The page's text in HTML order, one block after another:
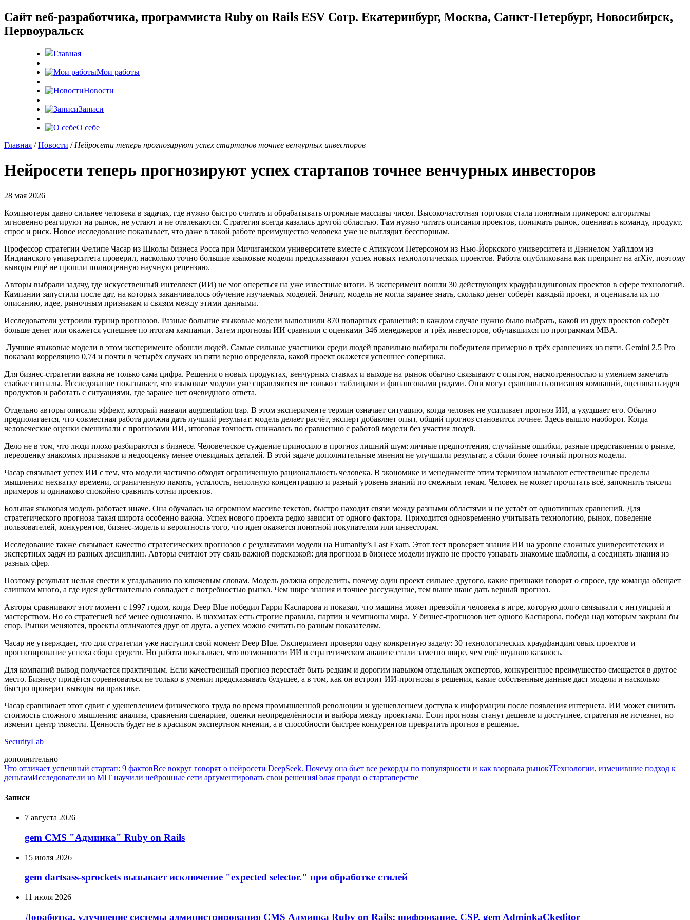
Cайт веб-разработчика, программиста Ruby on Rails ESV Corp. Екатеринбург, Москва, Санкт-Петербург, Новосибирск,
Первоуральск
Главная
Мои работы
Новости
Записи
О себе
Главная /Новости / Нейросети теперь прогнозируют успех стартапов точнее венчурных инвесторов
Нейросети теперь прогнозируют успех стартапов точнее венчурных инвесторов
28 мая 2026
Компьютеры давно сильнее человека в задачах, где нужно быстро считать и обрабатывать огромные массивы чисел. Высокочастотная торговля стала понятным примером: алгоритмы
мгновенно реагируют на рынок, не устают и не отвлекаются. Стратегия всегда казалась другой областью. Там нужно читать описания проектов, понимать рынок, оценивать команду, продукт,
спрос и риск. Новое исследование показывает, что даже в такой работе преимущество человека уже не выглядит бесспорным.
Профессор стратегии Фелипе Часар из Школы бизнеса Росса при Мичиганском университете вместе с Атикусом Петерсоном из Нью-Йоркского университета и Дэниелом Уайлдом из
Индианского университета проверил, насколько точно большие языковые модели предсказывают успех новых технологических проектов. Работа опубликована как препринт на arXiv, поэтому
выводы ещё не прошли полноценную научную рецензию.
Авторы выбрали задачу, где искусственный интеллект (ИИ) не мог опереться на уже известные итоги. В эксперимент вошли 30 действующих краудфандинговых проектов в сфере технологий.
Кампании запустили после дат, на которых заканчивалось обучение изучаемых моделей. Значит, модель не могла заранее знать, сколько денег соберёт каждый проект, и оценивала их по
описанию, идее, рыночным признакам и связям между этими данными.
Исследователи устроили турнир прогнозов. Разные большие языковые модели выполнили 870 попарных сравнений: в каждом случае нужно было выбрать, какой из двух проектов соберёт
больше денег или окажется успешнее по итогам кампании. Затем прогнозы ИИ сравнили с оценками 346 менеджеров и трёх инвесторов, обучавшихся по программам MBA.
Лучшие языковые модели в этом эксперименте обошли людей. Самые сильные участники среди людей правильно выбирали победителя примерно в трёх сравнениях из пяти. Gemini 2.5 Pro
показала корреляцию 0,74 и почти в четырёх случаях из пяти верно определяла, какой проект окажется успешнее соперника.
Для бизнес-стратегии важна не только сама цифра. Решения о новых продуктах, венчурных ставках и выходе на рынок обычно связывают с опытом, насмотренностью и умением замечать
слабые сигналы. Исследование показывает, что языковые модели уже справляются не только с таблицами и финансовыми рядами. Они могут сравнивать описания компаний, оценивать идеи
продуктов и работать с ситуациями, где заранее нет очевидного ответа.
Отдельно авторы описали эффект, который назвали augmentation trap. В этом эксперименте термин означает ситуацию, когда человек не усиливает прогноз ИИ, а ухудшает его. Обычно
предполагается, что совместная работа должна дать лучший результат: модель делает расчёт, эксперт добавляет опыт, общий прогноз становится точнее. Здесь вышло наоборот. Когда
человеческие оценки смешивали с прогнозами ИИ, итоговая точность снижалась по сравнению с работой модели без участия людей.
Дело не в том, что люди плохо разбираются в бизнесе. Человеческое суждение приносило в прогноз лишний шум: личные предпочтения, случайные ошибки, разные представления о рынке,
переоценку знакомых признаков и недооценку менее очевидных деталей. В этой задаче дополнительные мнения не улучшили результат, а сбили более точный прогноз модели.
Часар связывает успех ИИ с тем, что модели частично обходят ограниченную рациональность человека. В экономике и менеджменте этим термином называют естественные пределы
мышления: нехватку времени, ограниченную память, усталость, неполную концентрацию и разный уровень знаний по смежным темам. Человек не может прочитать всё, запомнить тысячи
примеров и одинаково спокойно сравнить сотни проектов.
Большая языковая модель работает иначе. Она обучалась на огромном массиве текстов, быстро находит связи между разными областями и не устаёт от однотипных сравнений. Для
стратегического прогноза такая широта особенно важна. Успех нового проекта редко зависит от одного фактора. Приходится одновременно учитывать технологию, рынок, поведение
пользователей, конкурентов, бизнес-модель и вероятность того, что идея окажется понятной покупателям или инвесторам.
Исследование также связывает качество стратегических прогнозов с результатами модели на Humanity’s Last Exam. Этот тест проверяет знания ИИ на уровне сложных университетских и
экспертных задач из разных дисциплин. Авторы считают эту связь важной подсказкой: для прогноза в бизнесе модели нужно не просто узнавать знакомые шаблоны, а соединять знания из
разных сфер.
Поэтому результат нельзя свести к угадыванию по ключевым словам. Модель должна определить, почему один проект сильнее другого, какие признаки говорят о спросе, где команда обещает
слишком много, а где идея действительно совпадает с потребностью рынка. Чем шире знания и точнее рассуждение, тем выше шанс дать верный прогноз.
Авторы сравнивают этот момент с 1997 годом, когда Deep Blue победил Гарри Каспарова и показал, что машина может превзойти человека в игре, которую долго связывали с интуицией и
мастерством. Но со стратегией всё менее однозначно. В шахматах есть строгие правила, партии и чемпионы мира. У бизнес-прогнозов нет одного Каспарова, победа над которым закрыла бы
спор. Рынки меняются, проекты отличаются друг от друга, а успех можно считать по разным показателям.
Часар не утверждает, что для стратегии уже наступил свой момент Deep Blue. Эксперимент проверял одну конкретную задачу: 30 технологических краудфандинговых проектов и
прогнозирование успеха сбора средств. Но работа показывает, что возможности ИИ в стратегическом анализе стали заметно шире, чем ещё недавно казалось.
Для компаний вывод получается практичным. Если качественный прогноз перестаёт быть редким и дорогим навыком отдельных экспертов, конкурентное преимущество смещается в другое
место. Бизнесу придётся соревноваться не только в умении предсказывать будущее, а в том, как он встроит ИИ-прогнозы в решения, какие собственные данные даст модели и насколько
быстро проверит выводы на практике.
Часар сравнивает этот сдвиг с удешевлением физического труда во время промышленной революции и удешевлением доступа к информации после появления интернета. ИИ может снизить
стоимость сложного мышления: анализа, сравнения сценариев, оценки неопределённости и выбора между проектами. Если прогнозы станут дешевле и доступнее, стратегия не исчезнет, но
изменит центр тяжести. Ценность будет не в красивом экспертном мнении, а в способности быстрее конкурентов превратить прогноз в решение.
SecurityLab
дополнительно
Что отличает успешный стартап: 9 фактовВсе вокруг говорят о нейросети DeepSeek. Почему она бьет все рекорды по популярности и как взорвала рынок?Технологии, изменившие подход к
деньгамИсследователи из MIT научили нейронные сети аргументировать свои решенияГолая правда о стартаперстве
Записи
7 августа 2026
gem CMS "Админка" Ruby on Rails
15 июля 2026
gem dartsass-sprockets вызывает исключение "expected selector." при обработке стилей
11 июля 2026
Доработка, улучшение системы администрирования CMS Админка Ruby on Rails: шифрование, CSP, gem AdminkaCkeditor